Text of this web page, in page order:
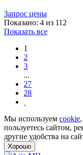
Запрос цены
Показано: 4 из 112
Показать все
1
2
3
...
27
28
Мы используем cookie
пользуетесь сайтом,
другие удобства на
Хорошо